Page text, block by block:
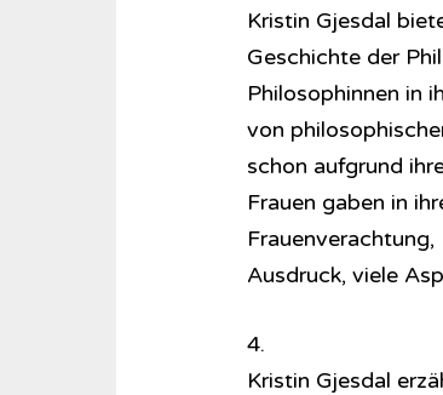
Kristin Gjesdal
Geschichte der
Philosophinnen in
von
schon aufgrund
Frauen gaben in
Ausdruck, viele
4.
Kristin Gjesdal